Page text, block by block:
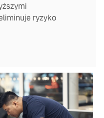
ryzyko